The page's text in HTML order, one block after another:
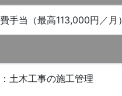
手当（最高113,000円／月）
土木工事の施工管理